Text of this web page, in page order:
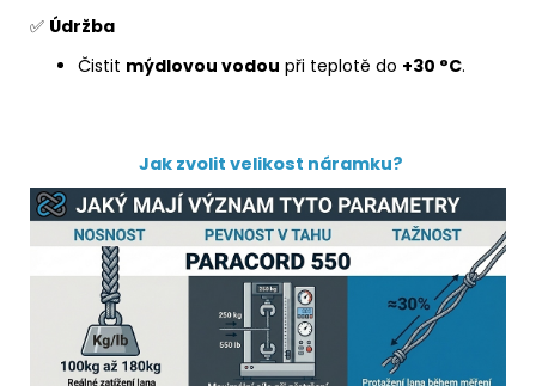
✅ Údržba
Čistit mýdlovou vodou při teplotě do +30 °C.
Jak zvolit velikost náramku?